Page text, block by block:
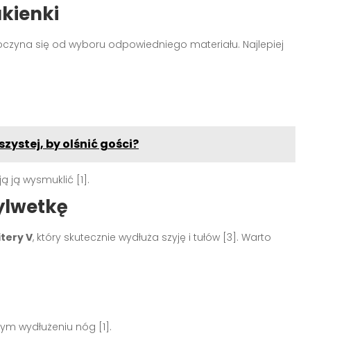
się od wyboru odpowiedniego materiału. Najlepiej
by olśnić gości?
ją wysmuklić [1].
V, który skutecznie wydłuża szyję i tułów [3]. Warto
wydłużeniu nóg [1].